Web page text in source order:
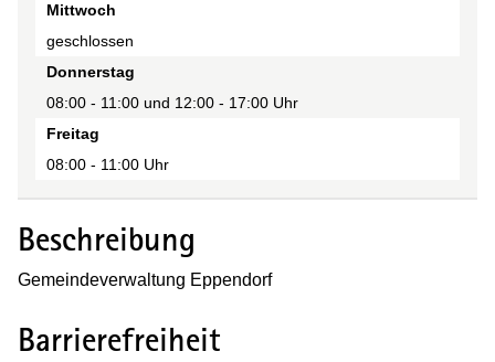
Mittwoch
geschlossen
Donnerstag
08:00 - 11:00 und 12:00 - 17:00 Uhr
Freitag
08:00 - 11:00 Uhr
Beschreibung
Gemeindeverwaltung Eppendorf
Barrierefreiheit